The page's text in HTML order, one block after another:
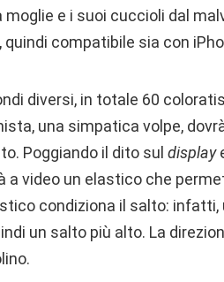
e i suoi cuccioli dal
quindi compatibile sia con
diversi, in totale 60
una simpatica volpe,
Poggiando il dito sul display
a video un elastico che
condiziona il salto:
un salto più alto. La